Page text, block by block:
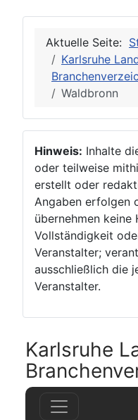
Aktuelle Seite:
Karlsruhe
Waldbronn
Hinweis: Inhalte
oder teilweise
erstellt oder
Angaben erfolgen
übernehmen
Vollständigkeit
Veranstalter;
ausschließlich die
Veranstalter.
Karlsruhe